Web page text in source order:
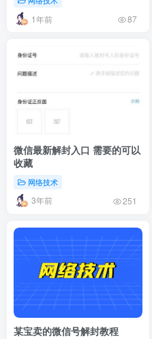
1年前 87
微信最新解封入口 需要的可以
收藏
网络技术
3年前 251
某宝卖的微信号解封教程